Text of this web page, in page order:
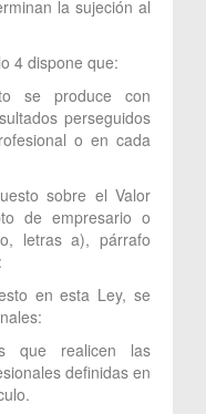
la sujeción al
4 dispone que:
se produce con
perseguidos
o en cada
sobre el Valor
de empresario o
letras a), párrafo
en esta Ley, se
que realicen las
definidas en